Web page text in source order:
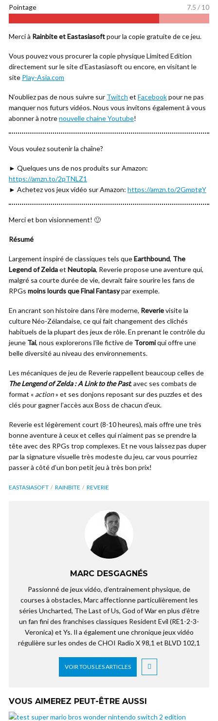
Pointage 7.5 / 10
Merci à Rainbite et Eastasiasoftpour la copie gratuite de ce jeu.
Vous pouvez vous procurer la copie physique Limited Edition
directement sur le site d’Eastasiasoft ou encore, en visitant le
site Play-Asia.com
N’oubliez pas de nous suivre sur Twitch et Facebookpour ne pas
manquer nos futurs vidéos. Nous vous invitons également à vous
abonner à notrenouvelle chaine Youtube!
Vous voulez soutenir la chaîne?
► Quelques uns de nos produits sur Amazon:
https://amzn.to/2pTNLZ1
► Achetez vos jeux vidéo sur Amazon: https://amzn.to/2GmptgY
Merci et bon visionnement! 🙂
Résumé
Largement inspiré de classiques tels queEarthbound, The
Legend of Zeldaet Neutopia, Reverie propose une aventure qui,
malgré sa courte durée de vie, devrait faire sourire les fans de
RPGs moins lourds que Final Fantasypar exemple.
En ancrant son histoire dans l’ère moderne, Reverievisite la
culture Néo-Zélandaise, ce qui fait changement des clichés
habituels de la plupart des jeux de rôle. En prenant le contrôle du
jeune Tai, nous explorerons l’île fictive de Toromiqui offre une
belle diversité au niveau des environnements.
Les mécaniques de jeu de Reverie rappellent beaucoup celles de
The Lengend of Zelda : A Link to the Past, avec ses combats de
format « action» et ses donjons reposant sur des puzzles et des
clés pour gagner l’accès aux Boss de chacun d’eux.
Reverie est légèrement court (8-10 heures), mais offre une très
bonne aventure à ceux et celles qui n’aiment pas se prendre la
tête avec des RPGs trop complexes. Et ne vous laissez pas duper
par la signature visuelle très modeste du jeu, car vous pourriez
passer à côté d’un bon petit jeu à très bon prix!
EASTASIASOFT RAINBITE REVERIE
MARC DESGAGNÉS
Passionné de jeux vidéo, d’entrainement physique, de
courses à obstacles, Marc affectionne particulièrement les
séries Uncharted, The Last of Us, God of War en plus d’être
un fan fini des franchises classiques Resident Evil (RE1-2-3-
Veronica) et Ys. Il a également une chronique jeux vidéo
régulière sur les ondes de CHOI Radio X 98,1 et BLVD 102,1
VOIR TOUS LES ARTICLES
VOUS AIMEREZ PEUT-ÊTRE AUSSI